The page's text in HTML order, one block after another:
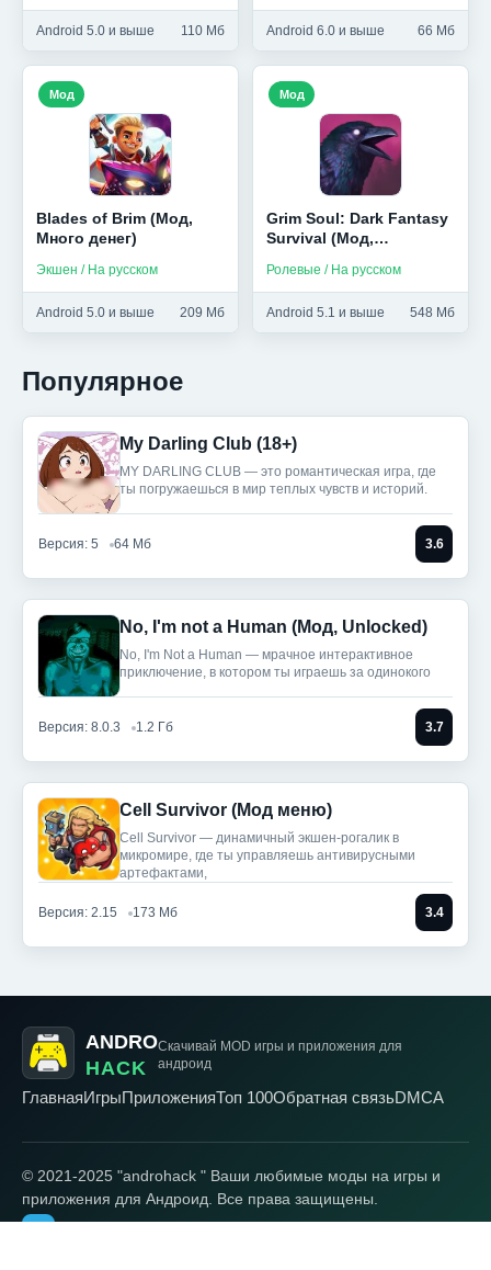
Android 5.0 и выше 110 Мб Android 6.0 и выше 66 Мб
Blades of Brim (Мод,
Много денег)
Экшен / На русском
Android 5.0 и выше 209 Мб
Мод
Grim Soul: Dark Fantasy
Survival (Мод,
Ролевые / На русском
Android 5.1 и выше 548 Мб
Мод
Популярное
My Darling Club (18+)
MY DARLING CLUB — это романтическая игра, где
ты погружаешься в мир теплых чувств и историй.
Версия: 5 64 Мб 3.6
No, I'm not a Human (Мод, Unlocked)
No, I'm Not a Human — мрачное интерактивное
приключение, в котором ты играешь за одинокого
Версия: 8.0.3 1.2 Гб 3.7
Cell Survivor (Мод меню)
Cell Survivor — динамичный экшен-рогалик в
микромире, где ты управляешь антивирусными
артефактами,
Версия: 2.15 173 Мб 3.4
ANDRO
HACK
Скачивай MOD игры и приложения для
андроид
ГлавнаяИгрыПриложенияТоп 100Обратная связьDMCA
© 2021-2025 "androhack " Ваши любимые моды на игры и
приложения для Андроид. Все права защищены.